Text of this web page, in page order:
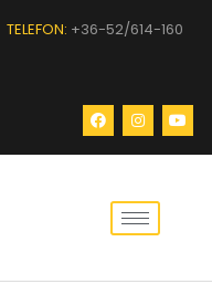
TELEFON: +36-52/614-160